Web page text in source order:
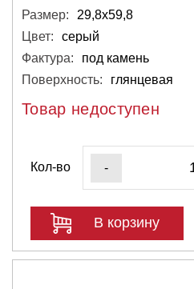
Размер:
29,8х59,8
Цвет:
серый
Фактура:
под камень
Поверхность:
глянцевая
Товар недоступен
Кол-во -
В корзину